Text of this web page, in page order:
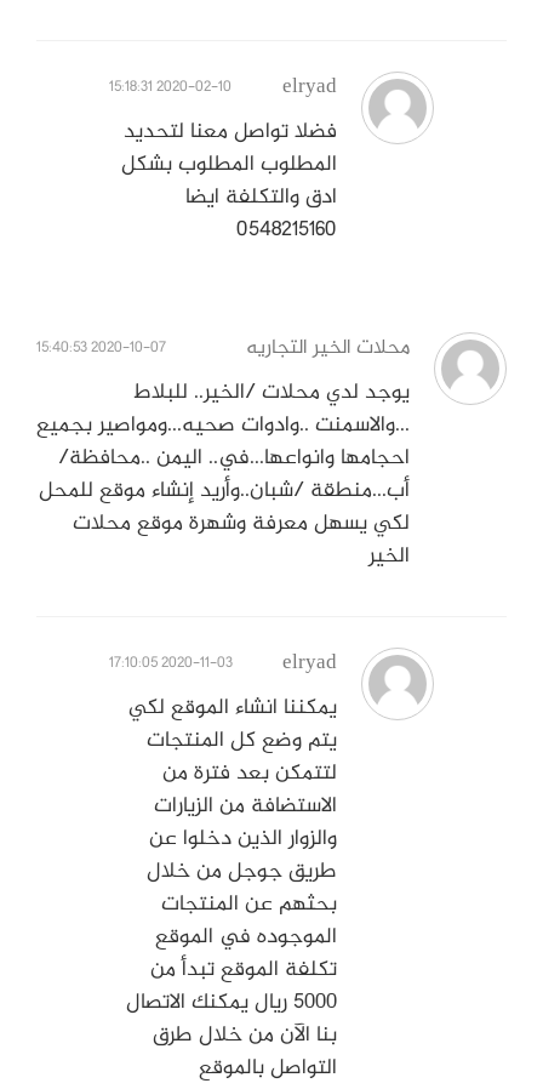
elryad
2020-02-10 15:18:31
فضلا تواصل معنا لتحديد
المطلوب المطلوب بشكل
ادق والتكلفة ايضا
0548215160
محلات الخير التجاريه 2020-10-07 15:40:53
يوجد لدي محلات /الخير.. للبلاط
...والاسمنت ..وادوات صحيه...ومواصير بجميع
احجامها وانواعها...في.. اليمن ..محافظة/
أب...منطقة /شبان..وأريد إنشاء موقع للمحل
لكي يسهل معرفة وشهرة موقع محلات
الخير
elryad
2020-11-03 17:10:05
يمكننا انشاء الموقع لكي
يتم وضع كل المنتجات
لتتمكن بعد فترة من
الاستضافة من الزيارات
والزوار الذين دخلوا عن
طريق جوجل من خلال
بحثهم عن المنتجات
الموجوده في الموقع
تكلفة الموقع تبدأ من
٥٠٠٠ ريال يمكنك الاتصال
بنا الآن من خلال طرق
التواصل بالموقع